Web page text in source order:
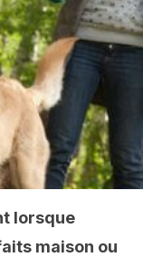
lorsque
maison ou